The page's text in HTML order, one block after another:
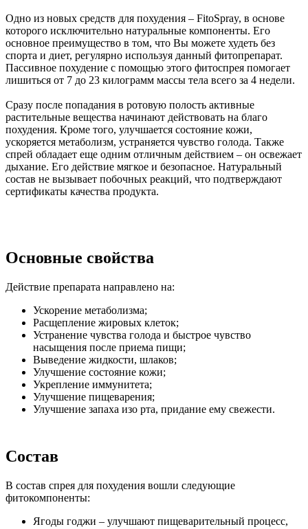
Одно из новых средств для похудения – FitoSpray, в основе
которого исключительно натуральные компоненты. Его
основное преимущество в том, что Вы можете худеть без
спорта и диет, регулярно используя данный фитопрепарат.
Пассивное похудение с помощью этого фитоспрея помогает
лишиться от 7 до 23 килограмм массы тела всего за 4 недели.
Сразу после попадания в ротовую полость активные
растительные вещества начинают действовать на благо
похудения. Кроме того, улучшается состояние кожи,
ускоряется метаболизм, устраняется чувство голода. Также
спрей обладает еще одним отличным действием – он освежает
дыхание. Его действие мягкое и безопасное. Натуральный
состав не вызывает побочных реакций, что подтверждают
сертификаты качества продукта.
Основные свойства
Действие препарата направлено на:
Ускорение метаболизма;
Расщепление жировых клеток;
Устранение чувства голода и быстрое чувство
насыщения после приема пищи;
Выведение жидкости, шлаков;
Улучшение состояние кожи;
Укрепление иммунитета;
Улучшение пищеварения;
Улучшение запаха изо рта, придание ему свежести.
Состав
В состав спрея для похудения вошли следующие
фитокомпоненты:
Ягоды годжи – улучшают пищеварительный процесс,